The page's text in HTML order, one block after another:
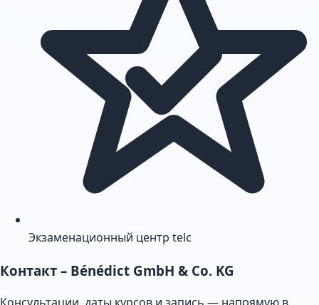
Экзаменационный центр telc
Контакт – Bénédict GmbH & Co. KG